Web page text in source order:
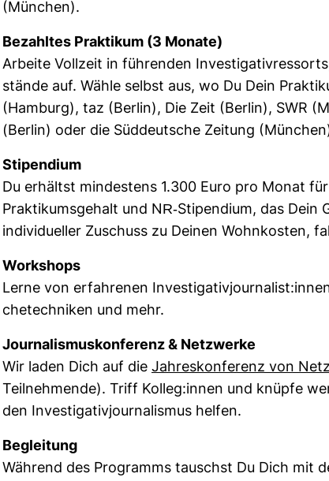
(Mün­chen).
Bezahltes Prak­tikum (3 Monate)
Arbeite Voll­zeit in füh­renden
stände auf. Wähle selbst aus, wo Du Dein
(Ham­burg), taz (Berlin), Die Zeit (Berlin), SWR
(Berlin) oder die Süd­deut­sche Zei­tung
Sti­pen­dium
Du erhältst min­des­tens 1.300 Euro pro Monat
Prak­ti­kums­ge­halt und NR-​​​Sti­pen­dium, das Dein
indi­vi­du­eller Zuschuss zu Deinen Wohn­kosten,
Work­shops
Lerne von erfah­renen
che­tech­niken und mehr.
Jour­na­lis­mus­kon­fe­renz & Netz­werke
Wir laden Dich auf die Jah­res­kon­fe­renz von
Teil­neh­mende). Triff Kolleg:innen und knüpfe
den Inves­ti­ga­ti­vjour­na­lismus helfen.
Beglei­tung
Wäh­rend des Pro­gramms tauschst Du Dich mit